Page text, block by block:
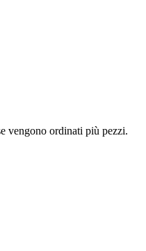
vengono ordinati più pezzi.